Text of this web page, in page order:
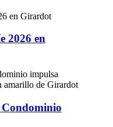
2026 en